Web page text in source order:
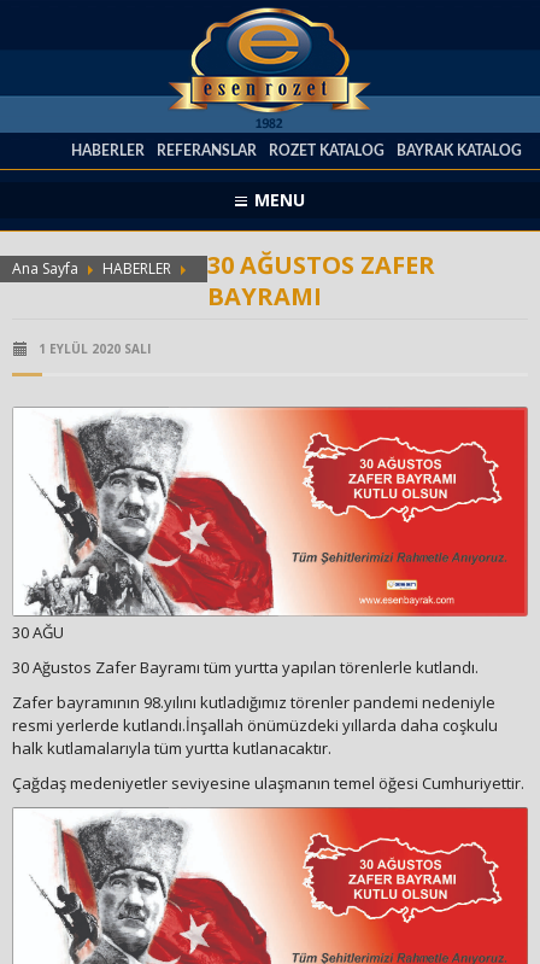
HABERLER REFERANSLAR ROZET KATALOG BAYRAK KATALOG
MENU
Ana Sayfa HABERLER
30 AĞUSTOS ZAFER
BAYRAMI
1 EYLÜL 2020 SALI
30 AĞU
30 Ağustos Zafer Bayramı tüm yurtta yapılan törenlerle kutlandı.
Zafer bayramının 98.yılını kutladığımız törenler pandemi nedeniyle
resmi yerlerde kutlandı.İnşallah önümüzdeki yıllarda daha coşkulu
halk kutlamalarıyla tüm yurtta kutlanacaktır.
Çağdaş medeniyetler seviyesine ulaşmanın temel öğesi Cumhuriyettir.